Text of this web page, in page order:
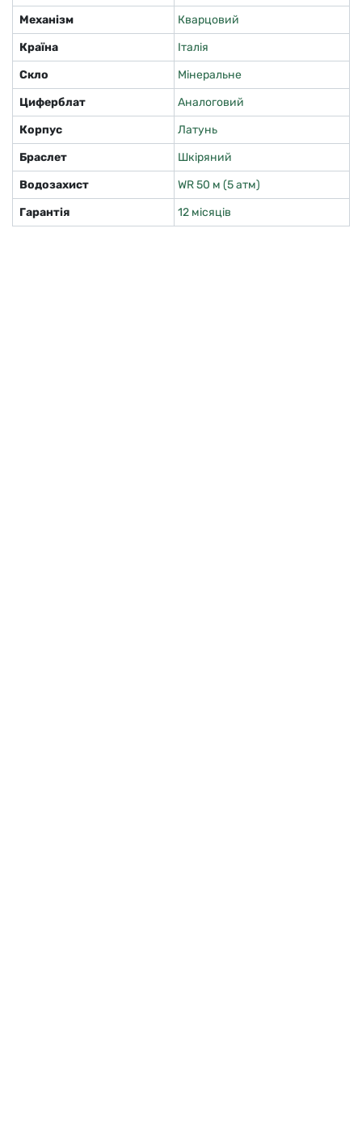
Механізм
Кварцовий
Країна
Італія
Скло
Мінеральне
Циферблат
Аналоговий
Корпус
Латунь
Браслет
Шкіряний
Водозахист
WR 50 м (5 атм)
Гарантія
12 місяців